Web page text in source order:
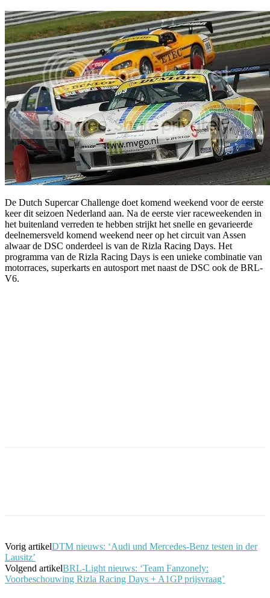
De Dutch Supercar Challenge doet komend weekend voor de eerste
keer dit seizoen Nederland aan. Na de eerste vier raceweekenden in
het buitenland verreden te hebben strijkt het snelle en gevarieerde
deelnemersveld komend weekend neer op het circuit van Assen
alwaar de DSC onderdeel is van de Rizla Racing Days. Het
programma van de Rizla Racing Days is een unieke combinatie van
motorraces, superkarts en autosport met naast de DSC ook de BRL-
V6.
Vorig artikelDTM nieuws: ‘Audi und Mercedes-Benz testen in der
Lausitz’
Volgend artikelBRL-Light nieuws: ‘Team Fanzonely:
Voorbeschouwing Rizla Racing Days + A1GP prijsvraag’